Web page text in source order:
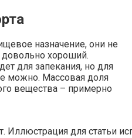
назначение, они не
довольно хороший.
для запекания, но для
можно. Массовая доля
вещества – примерно
Иллюстрация для статьи